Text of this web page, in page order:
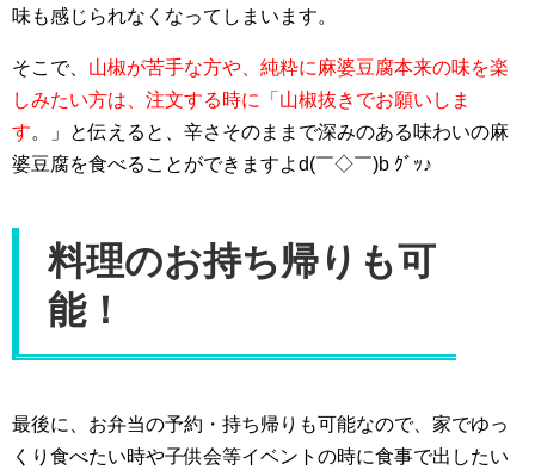
味も感じられなくなってしまいます。
そこで、 山椒が苦手な方や、純粋に麻婆豆腐本来の味を楽
しみたい方は、注文する時に「山椒抜きでお願いしま
す。」と伝えると、辛さそのままで深みのある味わいの麻
婆豆腐を食べることができますよd(￣◇￣)b ｸﾞｯ♪
料理のお持ち帰りも可
能！
最後に、お弁当の予約・持ち帰りも可能なので、家でゆっ
くり食べたい時や子供会等イベントの時に食事で出したい